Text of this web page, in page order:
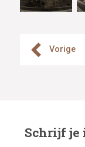
Vorige
Schrijf je